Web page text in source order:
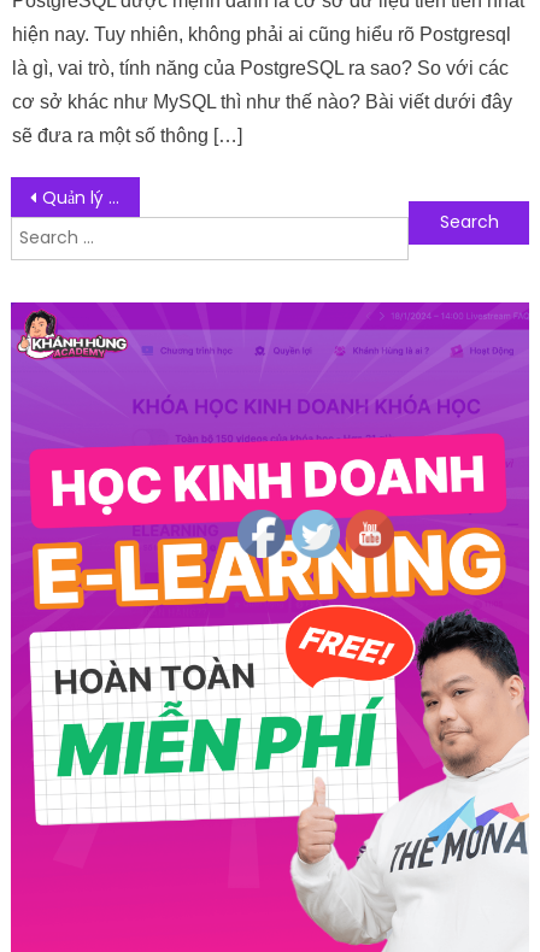
hiện nay. Tuy nhiên, không phải ai cũng hiểu rõ Postgresql
là gì, vai trò, tính năng của PostgreSQL ra sao? So với các
cơ sở khác như MySQL thì như thế nào? Bài viết dưới đây
sẽ đưa ra một số thông […]
Post navigation
Quản lý cơ sở dữ liệu dễ dàng cùng với phần mềm Navicat
Search for:
Follow